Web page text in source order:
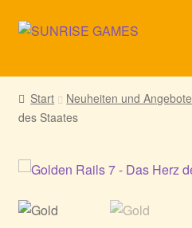
Zur
Zum
► Startseite
► Neuigkeiten von uns
► Support/Hilfe
► Mein Konto
Start Neuheiten und Angebote
des Staates